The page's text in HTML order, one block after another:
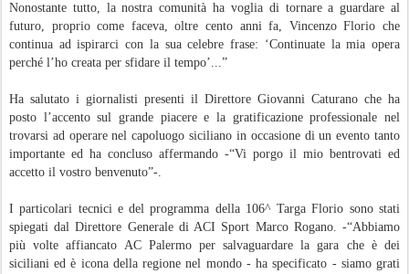
Nonostante tutto, la nostra comunità ha voglia di tornare a guardare al
futuro, proprio come faceva, oltre cento anni fa, Vincenzo Florio che
continua ad ispirarci con la sua celebre frase: ‘Continuate la mia opera
perché l’ho creata per sfidare il tempo’...”
Ha salutato i giornalisti presenti il Direttore Giovanni Caturano che ha
posto l’accento sul grande piacere e la gratificazione professionale nel
trovarsi ad operare nel capoluogo siciliano in occasione di un evento tanto
importante ed ha concluso affermando -“Vi porgo il mio bentrovati ed
accetto il vostro benvenuto”-.
I particolari tecnici e del programma della 106^ Targa Florio sono stati
spiegati dal Direttore Generale di ACI Sport Marco Rogano. -“Abbiamo
più volte affiancato AC Palermo per salvaguardare la gara che è dei
siciliani ed è icona della regione nel mondo - ha specificato - siamo grati